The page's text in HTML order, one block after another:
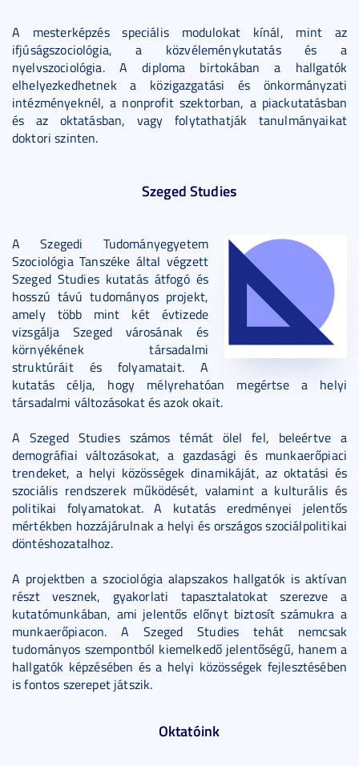
A mesterképzés speciális modulokat kínál, mint az
ifjúságszociológia, a közvéleménykutatás és a
nyelvszociológia. A diploma birtokában a hallgatók
elhelyezkedhetnek a közigazgatási és önkormányzati
intézményeknél, a nonprofit szektorban, a piackutatásban
és az oktatásban, vagy folytathatják tanulmányaikat
doktori szinten.
Szeged Studies
A Szegedi Tudományegyetem
Szociológia Tanszéke által végzett
Szeged Studies kutatás átfogó és
hosszú távú tudományos projekt,
amely több mint két évtizede
vizsgálja Szeged városának és
környékének társadalmi
struktúráit és folyamatait. A
kutatás célja, hogy mélyrehatóan megértse a helyi
társadalmi változásokat és azok okait.
A Szeged Studies számos témát ölel fel, beleértve a
demográfiai változásokat, a gazdasági és munkaerőpiaci
trendeket, a helyi közösségek dinamikáját, az oktatási és
szociális rendszerek működését, valamint a kulturális és
politikai folyamatokat. A kutatás eredményei jelentős
mértékben hozzájárulnak a helyi és országos szociálpolitikai
döntéshozatalhoz.
A projektben a szociológia alapszakos hallgatók is aktívan
részt vesznek, gyakorlati tapasztalatokat szerezve a
kutatómunkában, ami jelentős előnyt biztosít számukra a
munkaerőpiacon. A Szeged Studies tehát nemcsak
tudományos szempontból kiemelkedő jelentőségű, hanem a
hallgatók képzésében és a helyi közösségek fejlesztésében
is fontos szerepet játszik.
Oktatóink